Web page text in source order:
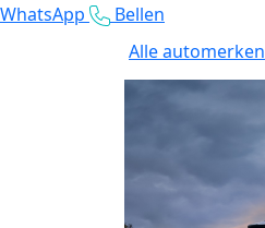
WhatsApp
Bellen
Alle automerken